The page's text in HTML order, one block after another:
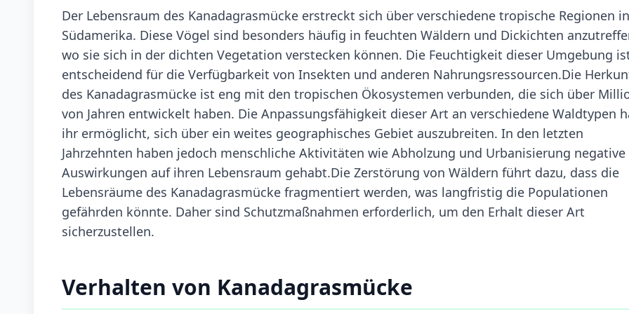
Der Lebensraum des Kanadagrasmücke erstreckt sich über verschiedene tropische Regionen in
Südamerika. Diese Vögel sind besonders häufig in feuchten Wäldern und Dickichten
wo sie sich in der dichten Vegetation verstecken können. Die Feuchtigkeit dieser Umgebung
entscheidend für die Verfügbarkeit von Insekten und anderen Nahrungsressourcen.Die
des Kanadagrasmücke ist eng mit den tropischen Ökosystemen verbunden, die sich über
von Jahren entwickelt haben. Die Anpassungsfähigkeit dieser Art an verschiedene Waldtypen
ihr ermöglicht, sich über ein weites geographisches Gebiet auszubreiten. In den letzten
Jahrzehnten haben jedoch menschliche Aktivitäten wie Abholzung und Urbanisierung negative
Auswirkungen auf ihren Lebensraum gehabt.Die Zerstörung von Wäldern führt dazu, dass die
Lebensräume des Kanadagrasmücke fragmentiert werden, was langfristig die Populationen
gefährden könnte. Daher sind Schutzmaßnahmen erforderlich, um den Erhalt dieser Art
sicherzustellen.
Verhalten von Kanadagrasmücke